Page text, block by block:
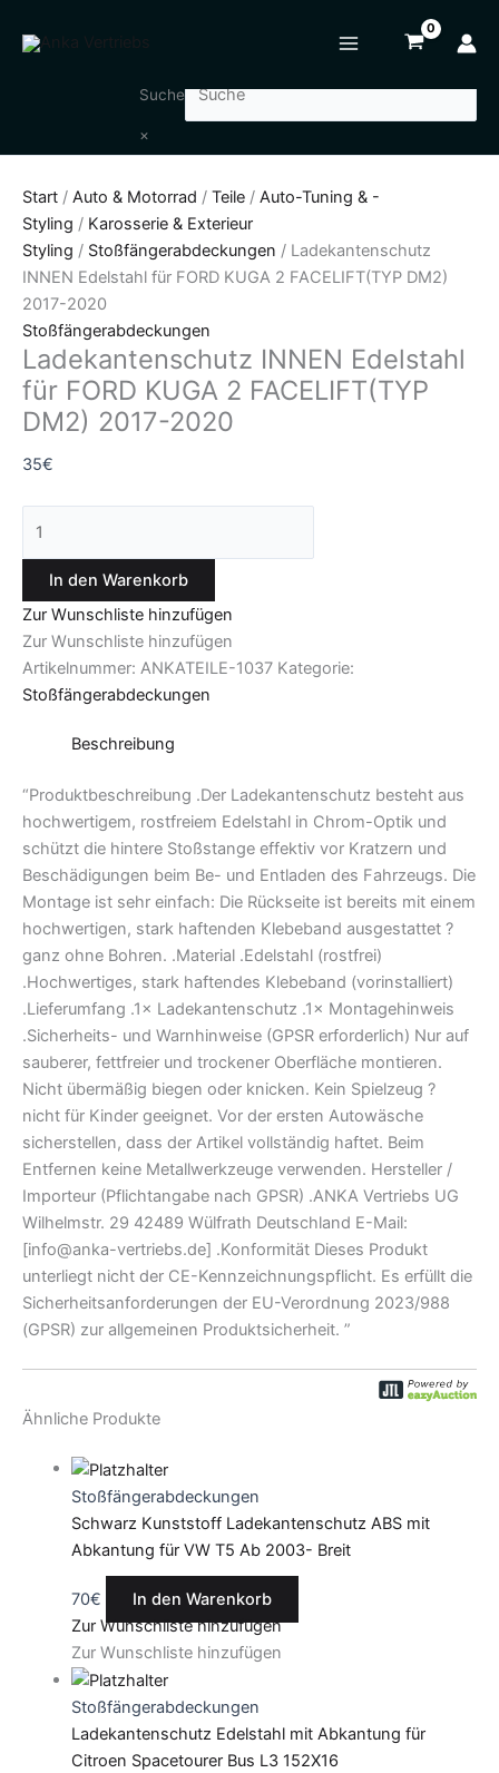
Inhalt
Suche
×
Start / Auto & Motorrad / Teile / Auto-Tuning & -
Styling / Karosserie & Exterieur
Styling / Stoßfängerabdeckungen / Ladekantenschutz
INNEN Edelstahl für FORD KUGA 2 FACELIFT(TYP DM2)
2017-2020
Stoßfängerabdeckungen
Ladekantenschutz INNEN Edelstahl
für FORD KUGA 2 FACELIFT(TYP
DM2) 2017-2020
35€
INNEN
FACELIFT(TYP
DM2)
2017-
2020
Menge
In den Warenkorb
Zur Wunschliste hinzufügen
Zur Wunschliste hinzufügen
Artikelnummer: ANKATEILE-1037 Kategorie:
Stoßfängerabdeckungen
Beschreibung
“Produktbeschreibung .Der Ladekantenschutz besteht aus
hochwertigem, rostfreiem Edelstahl in Chrom-Optik und
schützt die hintere Stoßstange effektiv vor Kratzern und
Beschädigungen beim Be- und Entladen des Fahrzeugs. Die
Montage ist sehr einfach: Die Rückseite ist bereits mit einem
hochwertigen, stark haftenden Klebeband ausgestattet ?
ganz ohne Bohren. .Material .Edelstahl (rostfrei)
.Hochwertiges, stark haftendes Klebeband (vorinstalliert)
.Lieferumfang .1× Ladekantenschutz .1× Montagehinweis
.Sicherheits- und Warnhinweise (GPSR erforderlich) Nur auf
sauberer, fettfreier und trockener Oberfläche montieren.
Nicht übermäßig biegen oder knicken. Kein Spielzeug ?
nicht für Kinder geeignet. Vor der ersten Autowäsche
sicherstellen, dass der Artikel vollständig haftet. Beim
Entfernen keine Metallwerkzeuge verwenden. Hersteller /
Importeur (Pflichtangabe nach GPSR) .ANKA Vertriebs UG
Wilhelmstr. 29 42489 Wülfrath Deutschland E-Mail:
[info@anka-vertriebs.de] .Konformität Dieses Produkt
unterliegt nicht der CE-Kennzeichnungspflicht. Es erfüllt die
Sicherheitsanforderungen der EU-Verordnung 2023/988
(GPSR) zur allgemeinen Produktsicherheit. ”
Ähnliche Produkte
Stoßfängerabdeckungen
Schwarz Kunststoff Ladekantenschutz ABS mit
Abkantung für VW T5 Ab 2003- Breit
70€
In den Warenkorb
Zur Wunschliste hinzufügen
Zur Wunschliste hinzufügen
Stoßfängerabdeckungen
Ladekantenschutz Edelstahl mit Abkantung für
Citroen Spacetourer Bus L3 152X16